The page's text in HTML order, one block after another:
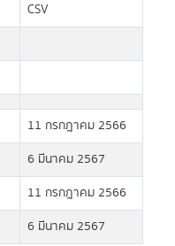
CSV
11 กรกฎาคม 2566
6 มีนาคม 2567
11 กรกฎาคม 2566
6 มีนาคม 2567